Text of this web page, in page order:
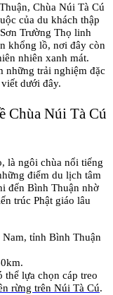
Chùa Núi Tà Cú
của du khách thập
Trường Thọ linh
khổng lồ, nơi đây còn
nhiên xanh mát.
những trải nghiệm đặc
dưới đây.
Chùa Núi Tà Cú
là ngôi chùa nổi tiếng
điểm du lịch tâm
đến Bình Thuận nhờ
trúc Phật giáo lâu
tỉnh Bình Thuận
thể lựa chọn cáp treo
rừng trên Núi Tà Cú.